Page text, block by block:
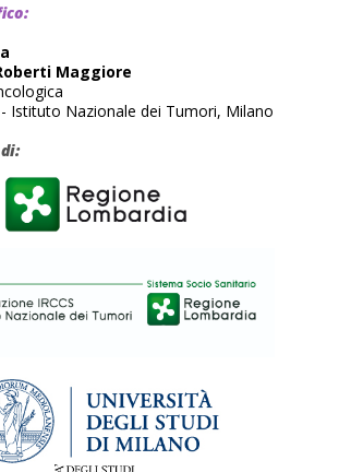
Maggiore
- Istituto Nazionale dei Tumori, Milano